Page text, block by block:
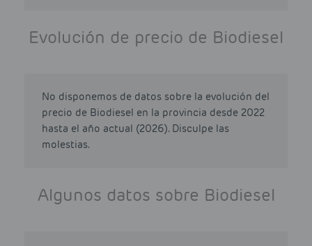
Evolución de precio de Biodiesel
No disponemos de datos sobre la evolución del
precio de Biodiesel en la provincia desde 2022
hasta el año actual (2026). Disculpe las
molestias.
Algunos datos sobre Biodiesel